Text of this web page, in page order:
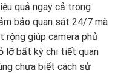
quả ngay cả trong
bảo quan sát 24/7 mà
rộng giúp camera phủ
lỡ bất kỳ chi tiết quan
chưa biết cách sử